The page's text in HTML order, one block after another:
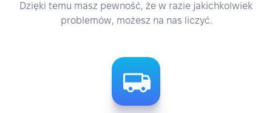
Dzięki temu masz pewność, że w razie jakichkolwiek
problemów, możesz na nas liczyć.